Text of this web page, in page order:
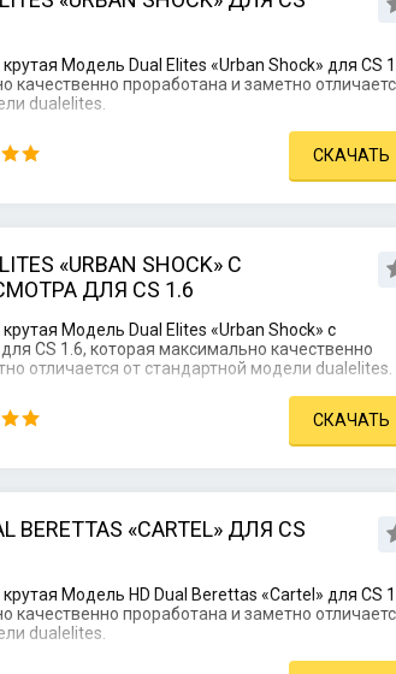
Модель Dual Elites «Urban Shock» для CS
качественно проработана и заметно
dualelites.
СКАЧАТЬ
«URBAN SHOCK» С
ДЛЯ CS 1.6
Модель Dual Elites «Urban Shock» с
CS 1.6, которая максимально качественно
отличается от стандартной модели dualelites.
СКАЧАТЬ
BERETTAS «CARTEL» ДЛЯ CS
Модель HD Dual Berettas «Cartel» для CS
качественно проработана и заметно
dualelites.